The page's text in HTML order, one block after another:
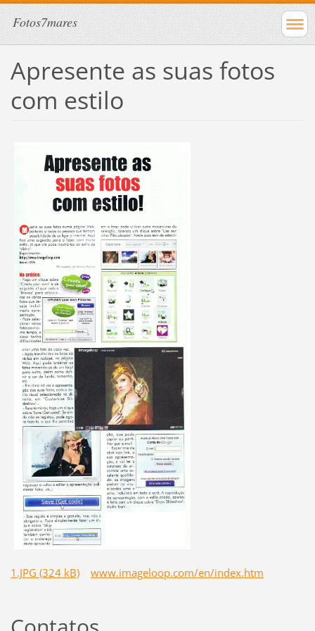
Fotos7mares
Apresente as suas fotos
com estilo
1.JPG (324 kB) www.imageloop.com/en/index.htm